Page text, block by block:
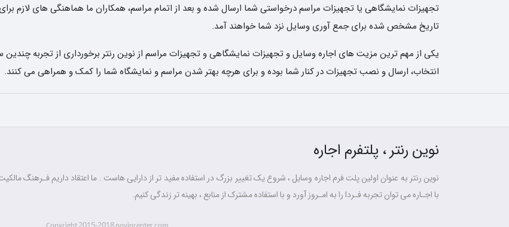
تجهیزات نمایشگاهی یا تجهیزات مراسم درخواستی شما ارسال شده و بعد از اتمام مراسم، همکاران ما هماهنگی های لازم
تاریخ مشخص شده برای جمع آوری وسایل نزد شما خواهند آمد.
یکی از مهم ترین مزیت های اجاره وسایل و تجهیزات نمایشگاهی و تجهیزات مراسم از نوین رنتر برخورداری از تجربه
انتخاب، ارسال و نصب تجهیزات در کنار شما بوده و برای هرچه بهتر شدن مراسم و نمایشگاه شما را کمک و همراهی می کنند.
نوین رنتر ، پلتفرم اجاره
نوین رنتر به عنوان اولین پلت فرم اجاره وسایل ، شروع یک تغییر بزرگ در استفاده مفید تر از دارایی هاست . ما اعتقاد داریم فـرهنگ
با اجـاره می توان تجربه فـردا را به امـروز آورد و با استفاده مشترک از منابع ، بهینه تر زندگی کنیم.
Copyright 2015-2018 novinrenter.com